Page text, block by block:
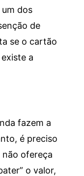
dos
de
se o cartão
a
fazem a
é preciso
ofereça
o valor,